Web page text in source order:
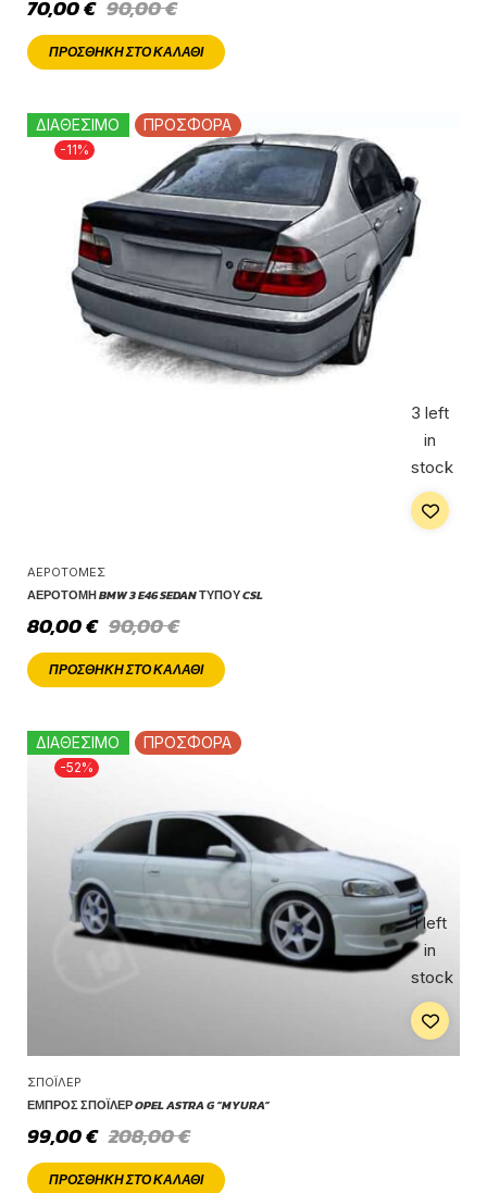
90,00€
70,00€
ΠΡΟΣΘΉΚΗ ΣΤΟ ΚΑΛΆΘΙ
-11%
ΔΙΑΘΕΣΙΜΟ ΠΡΟΣΦΟΡΑ
3 left
in
stock
ΑΕΡΟΤΟΜΈΣ
ΑΕΡΟΤΟΜΉ BMW 3 E46 SEDAN ΤΎΠΟΥ CSL
90,00€
80,00€
ΠΡΟΣΘΉΚΗ ΣΤΟ ΚΑΛΆΘΙ
-52%
ΔΙΑΘΕΣΙΜΟ ΠΡΟΣΦΟΡΑ
1 left
in
stock
ΣΠΌΙΛΕΡ
ΕΜΠΡΌΣ ΣΠΌΙΛΕΡ OPEL ASTRA G “MYURA”
208,00€
99,00€
ΠΡΟΣΘΉΚΗ ΣΤΟ ΚΑΛΆΘΙ